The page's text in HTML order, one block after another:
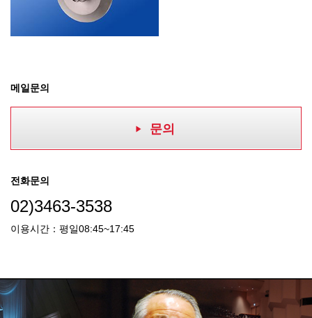
메일문의
문의
전화문의
02)3463-3538
이용시간：평일08:45~17:45